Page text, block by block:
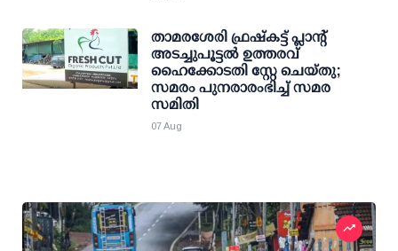
താമരശേരി ഫ്രഷ്കട്ട് പ്ലാന്റ്
അടച്ചുപൂട്ടൽ ഉത്തരവ്
ഹൈക്കോടതി സ്റ്റേ ചെയ്തു;
സമരം പുനരാരംഭിച്ച് സമര
സമിതി
07 Aug